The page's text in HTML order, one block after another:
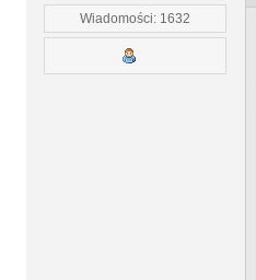
Wiadomości: 1632